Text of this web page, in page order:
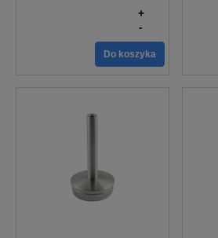
-
+
Do koszyka